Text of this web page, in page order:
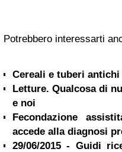
Potrebbero interessarti
Cereali e tuberi antichi
Letture. Qualcosa di
e noi
Fecondazione
accede alla diagnosi
29/06/2015 - Guidi